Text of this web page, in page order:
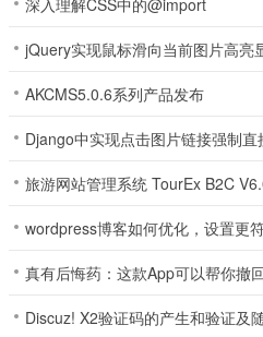
4、约拍进程与消息管理：系统实时
户跟进预约进度，不错过重要信息。
5、海量优质作品库：平台汇聚海量
丰富灵感与审美参考。
去拍最新安卓版使用说明
装。
2. 注册登录：输入手机号获取验证码
深入理解CSS中的@import
jQuery实现鼠标滑向当前图片高亮
AKCMS5.0.6系列产品发布
Django中实现点击图片链接强制
旅游网站管理系统 TourEx B2C
wordpress博客如何优化，设置更
真有后悔药：这款App可以帮你撤
Discuz! X2验证码的产生和验证及